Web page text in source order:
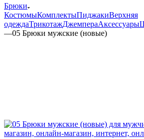
Брюки
КостюмыКомплектыПиджакиВерхняя
одеждаТрикотажДжемпераАксессуары
—05 Брюки мужские (новые)